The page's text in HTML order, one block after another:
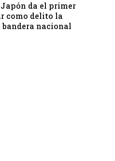
da el primer
como delito la
nacional